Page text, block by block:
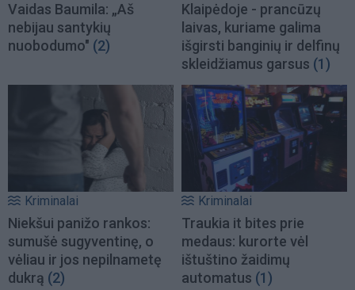
Vaidas Baumila: „Aš
nebijau santykių
nuobodumo" (2)
Klaipėdoje - prancūzų
laivas, kuriame galima
išgirsti banginių ir delfinų
skleidžiamus garsus (1)
Kriminalai
Niekšui panižo rankos:
sumušė sugyventinę, o
vėliau ir jos nepilnametę
dukrą (2)
Kriminalai
Traukia it bites prie
medaus: kurorte vėl
ištuštino žaidimų
automatus (1)